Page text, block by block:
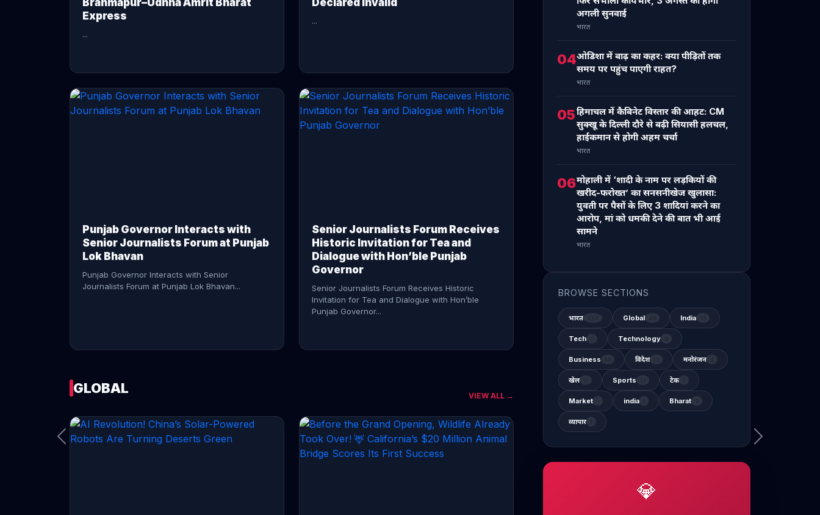
Brahmapur–Udhna Amrit Bharat
Express
...
Declared Invalid
...
Punjab Governor Interacts with
Senior Journalists Forum at Punjab
Lok Bhavan
Punjab Governor Interacts with Senior
Journalists Forum at Punjab Lok Bhavan...
Senior Journalists Forum Receives
Historic Invitation for Tea and
Dialogue with Hon’ble Punjab
Governor
Senior Journalists Forum Receives Historic
Invitation for Tea and Dialogue with Hon’ble
Punjab Governor...
CONTINUE READING →
GLOBAL VIEW ALL →
अगली सुनवाई
भारत
04ओडिशा में बाढ़ का कहर: क्या पीड़ितों तक
समय पर पहुंच पाएगी राहत?
भारत
05हिमाचल में कैबिनेट विस्तार की आहट: CM
सुक्खू के दिल्ली दौरे से बढ़ी सियासी हलचल,
हाईकमान से होगी अहम चर्चा
भारत
06मोहाली में ‘शादी के नाम पर लड़कियों की
खरीद-फरोख्त’ का सनसनीखेज खुलासा:
युवती पर पैसों के लिए 3 शादियां करने का
आरोप, मां को धमकी देने की बात भी आई
सामने
भारत
BROWSE SECTIONS
भारत Global India
Tech Technology
Business विदेश मनोरंजन
खेल Sports टेक
Market india Bharat
व्यापार
💎